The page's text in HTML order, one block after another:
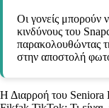
Οι γονείς μπορούν
κινδύνους του
παρακολουθώντας
στην αποστολή
Η Διαρροή του Seniora